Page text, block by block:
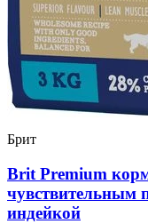
Брит
Brit Premium
чувствительным
индейкой